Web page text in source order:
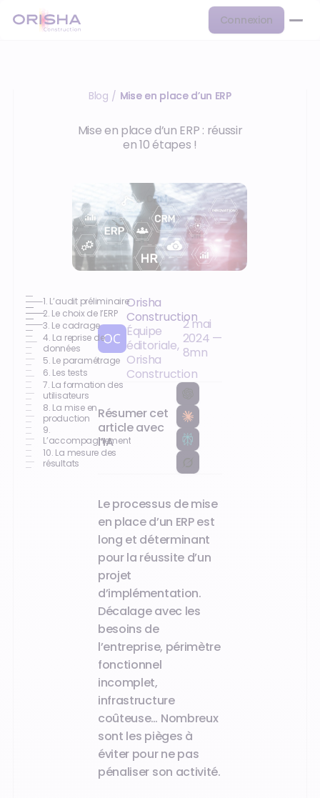
Connexion
Blog / Mise en place d’un ERP
Mise en place d’un ERP : réussir
en 10 étapes !
1. L’audit préliminaire
2. Le choix de l’ERP
3. Le cadrage
4. La reprise de
données
5. Le paramétrage
6. Les tests
7. La formation des
utilisateurs
8. La mise en
production
9.
L’accompagnement
10. La mesure des
résultats
Orisha
Construction
Équipe
éditoriale,
Orisha
Construction
2 mai
2024 —
8mn
Résumer cet
article avec
l’IA
Le processus de mise
en place d’un ERP est
long et déterminant
pour la réussite d’un
projet
d’implémentation.
Décalage avec les
besoins de
l’entreprise, périmètre
fonctionnel
incomplet,
infrastructure
coûteuse… Nombreux
sont les pièges à
éviter pour ne pas
pénaliser son activité.